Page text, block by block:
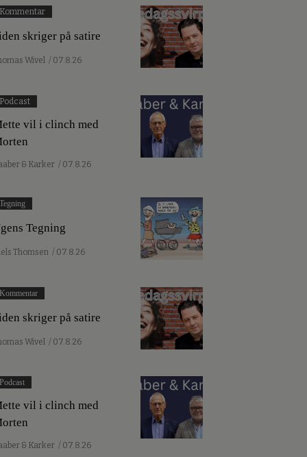
Kommentar
skriger på satire
Wivel / 07.8.26
Podcast
vil i clinch med
& Karker / 07.8.26
Tegning
Tegning
Thomsen / 07.8.26
Kommentar
skriger på satire
Wivel / 07.8.26
Podcast
vil i clinch med
& Karker / 07.8.26